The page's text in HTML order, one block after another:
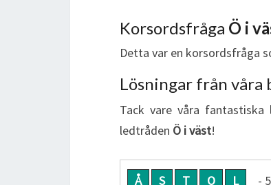
Korsordsfråga Ö i
Detta var en korsordsfråga
Lösningar från våra
Tack vare våra
ledtråden Ö i väst!
Å S T O L -